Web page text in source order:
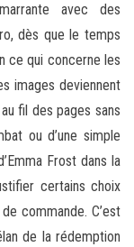
avec des
dès que le temps
ce qui concerne les
images deviennent
fil des pages sans
ou d’une simple
Frost dans la
certains choix
commande. C’est
de la rédemption